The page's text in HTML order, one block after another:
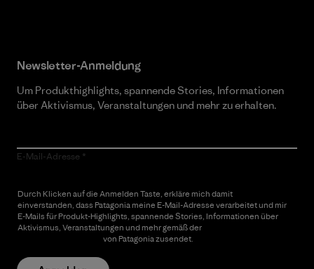
Newsletter-Anmeldung
Um Produkthighlights, spannende Stories, Informationen
über Aktivismus, Veranstaltungen und mehr zu erhalten.
E-Mail-Adresse
Durch Klicken auf die Anmelden Taste, erkläre mich damit
einverstanden, dass Patagonia meine E-Mail-Adresse verarbeitet und mir
E-Mails für Produkt-Highlights, spannende Stories, Informationen über
Aktivismus, Veranstaltungen und mehr gemäß der
von Patagonia zusendet.